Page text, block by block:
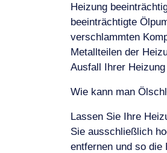
Heizung
beeinträchtigte
verschlammten
Metallteilen der
Ausfall Ihrer
Wie kann man
Lassen Sie Ihre
Sie ausschließlich
entfernen und so